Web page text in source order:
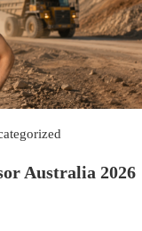
Australia 2026